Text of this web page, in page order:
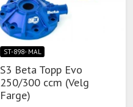
ST-898- MAL
S3 Beta Topp Evo
250/300 ccm (Velg
Farge)